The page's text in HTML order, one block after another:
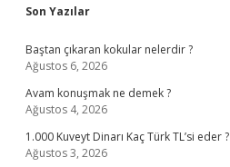
Sidebar
Son Yazılar
Baştan çıkaran kokular nelerdir ?
Ağustos 6, 2026
Avam konuşmak ne demek ?
Ağustos 4, 2026
1.000 Kuveyt Dinarı Kaç Türk TL’si eder ?
Ağustos 3, 2026